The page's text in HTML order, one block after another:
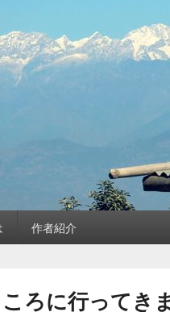
作者紹介
ろに行ってき